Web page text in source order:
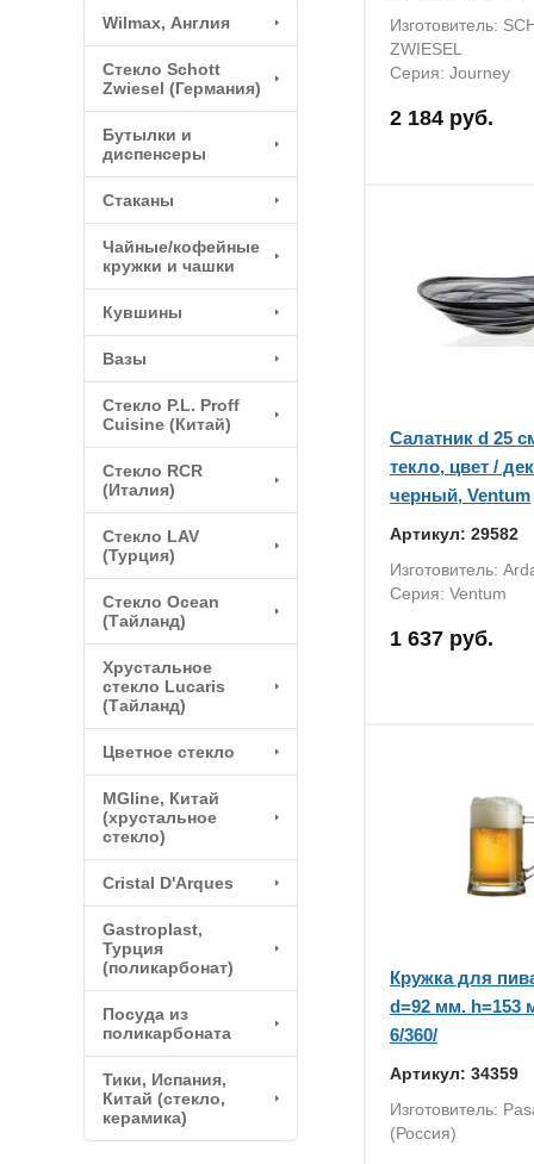
Wilmax, Англия
Стекло Schott
Zwiesel (Германия)
Бутылки и
диспенсеры
Стаканы
Чайные/кофейные
кружки и чашки
Кувшины
Вазы
Стекло P.L. Proff
Cuisine (Китай)
Стекло RCR
(Италия)
Стекло LAV
(Турция)
Стекло Ocean
(Тайланд)
Хрустальное
стекло Lucaris
(Тайланд)
Цветное стекло
MGline, Китай
(хрустальное
стекло)
Cristal D'Arques
Gastroplast,
Турция
(поликарбонат)
Посуда из
поликарбоната
Тики, Испания,
Китай (стекло,
керамика)
Изготовитель:
ZWIESEL
Серия: Journey
2 184 руб.
Салатник d 25
текло, цвет /
черный, Ventum
Артикул: 29582
Изготовитель:
Серия: Ventum
1 637 руб.
Кружка для
d=92 мм. h=153
6/360/
Артикул: 34359
Изготовитель:
(Россия)